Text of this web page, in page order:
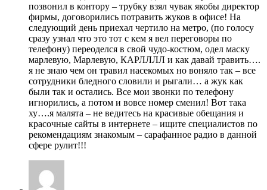
позвонил в контору – трубку взял чувак якобы директор
фирмы, договорились потравить жуков в офисе! На
следующий день приехал чертило на метро, (по голосу
сразу узнал что это тот с кем я вел переговоры по
телефону) переоделся в свой чудо-костюм, одел маску
марлевую, Марлевую, КАРЛЛЛЛ и как давай травить….
я не знаю чем он травил насекомых но воняло так – все
сотрудники бледного словили и рыгали… а жук как
были так и остались. Все мои звонки по телефону
игнорились, а потом и вовсе номер сменил! Вот така
ху….я малята – не ведитесь на красивые обещания и
красочные сайты в интернете – ищите специалистов по
рекомендациям знакомым – сарафанное радио в данной
сфере рулит!!!